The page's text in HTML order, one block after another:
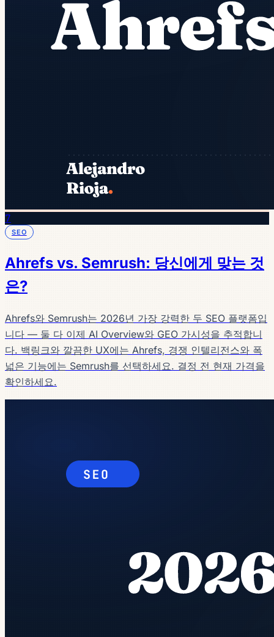
7
SEO
Ahrefs vs. Semrush: 당신에게 맞는 것
은?
Ahrefs와 Semrush는 2026년 가장 강력한 두 SEO 플랫폼입
니다 — 둘 다 이제 AI Overview와 GEO 가시성을 추적합니
다. 백링크와 깔끔한 UX에는 Ahrefs, 경쟁 인텔리전스와 폭
넓은 기능에는 Semrush를 선택하세요. 결정 전 현재 가격을
확인하세요.